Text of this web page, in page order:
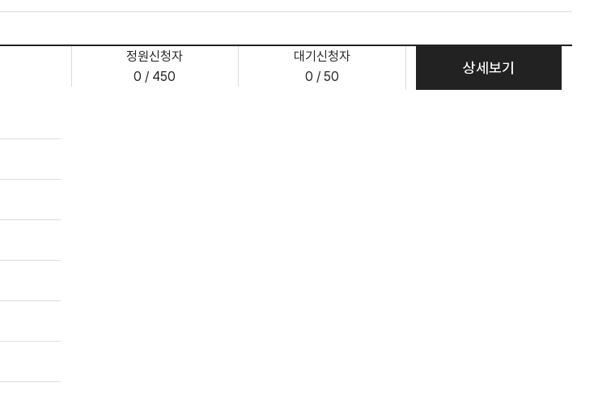
정원신청자
0 / 450
대기신청자
0 / 50
상세보기